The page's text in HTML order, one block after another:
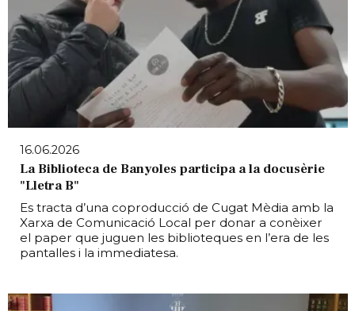
16.06.2026
La Biblioteca de Banyoles participa a la docusèrie
"Lletra B"
Es tracta d’una coproducció de Cugat Mèdia amb la
Xarxa de Comunicació Local per donar a conèixer
el paper que juguen les biblioteques en l’era de les
pantalles i la immediatesa.